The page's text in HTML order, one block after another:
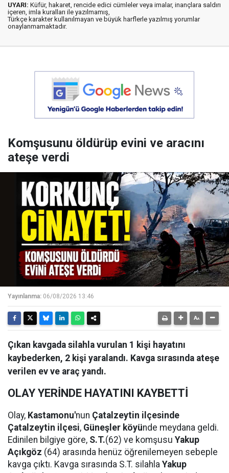
UYARI: Küfür, hakaret, rencide edici cümleler veya imalar, inançlara saldırı
içeren, imla kuralları ile yazılmamış,
Türkçe karakter kullanılmayan ve büyük harflerle yazılmış yorumlar
onaylanmamaktadır.
Komşusunu öldürüp evini ve aracını
ateşe verdi
Yayınlanma: 06/08/2026 13:46
Çıkan kavgada silahla vurulan 1 kişi hayatını
kaybederken, 2 kişi yaralandı. Kavga sırasında ateşe
verilen ev ve araç yandı.
OLAY YERİNDE HAYATINI KAYBETTİ
Olay, Kastamonu'nun Çatalzeytin ilçesinde
Çatalzeytin ilçesi, Güneşler köyünde meydana geldi.
Edinilen bilgiye göre, S.T.(62) ve komşusu Yakup
Açıkgöz (64) arasında henüz öğrenilemeyen sebeple
kavga çıktı. Kavga sırasında S.T. silahla Yakup